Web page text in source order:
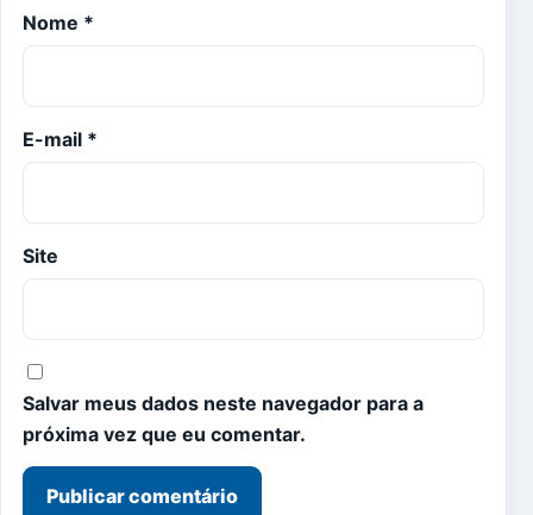
Nome *
E-mail *
Site
Salvar meus dados neste navegador para a
próxima vez que eu comentar.